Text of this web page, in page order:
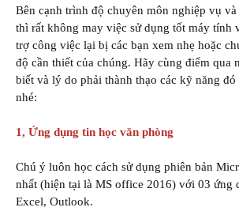
Bên cạnh trình độ chuyên môn nghiệp vụ
thì rất không may việc sử dụng tốt máy tính
trợ công việc lại bị các bạn xem nhẹ hoặc
độ cần thiết của chúng. Hãy cùng điểm qua
biết và lý do phải thành thạo các kỹ năng
nhé:
1, Ứng dụng tin học văn phòng
Chú ý luôn học cách sử dụng phiên bản
nhất (hiện tại là MS office 2016) với 03 ứng
Excel, Outlook.